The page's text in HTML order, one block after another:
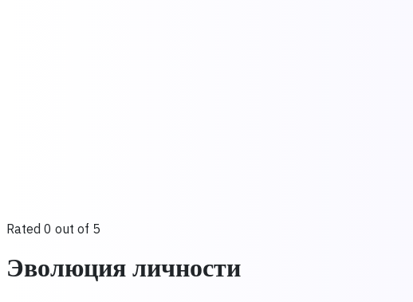
Rated 0 out of 5
Эволюция личности